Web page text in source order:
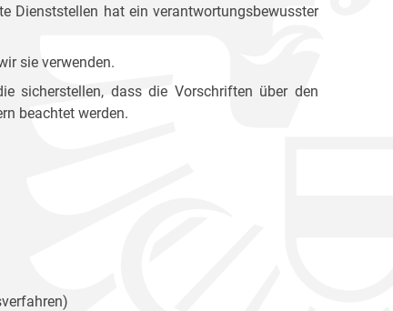
Dienststellen hat ein verantwortungsbewusster
sie verwenden.
sicherstellen, dass die Vorschriften über den
beachtet werden.